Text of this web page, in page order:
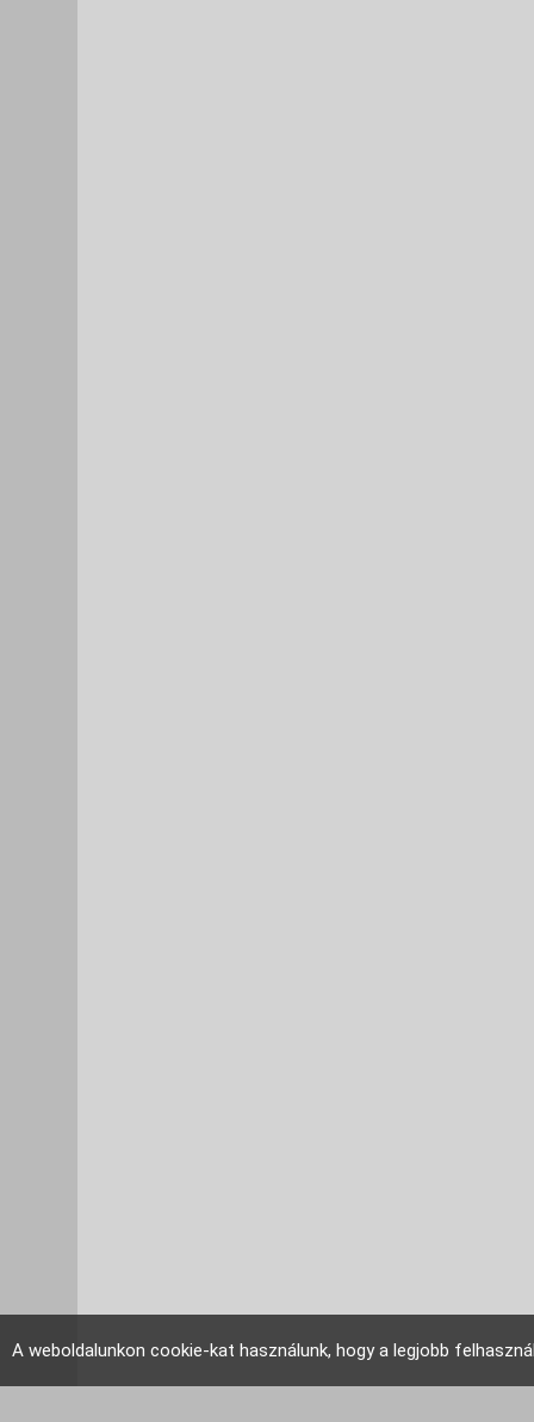
A weboldalunkon cookie-kat használunk, hogy a legjobb